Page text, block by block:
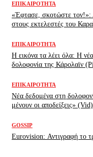
ΕΠΙΚΑΙΡΌΤΗΤΑ
«Έφτασε, σκοτώστε τον!»:
στους εκτελεστές του
ΕΠΙΚΑΙΡΌΤΗΤΑ
H εικόνα τα λέει όλα: H
δολοφονία της Κάρολαϊν
ΕΠΙΚΑΙΡΌΤΗΤΑ
Νέα δεδομένα στη
μένουν οι αποδείξεις» (Vid)
GOSSIP
Eurovision: Αντιγραφή το